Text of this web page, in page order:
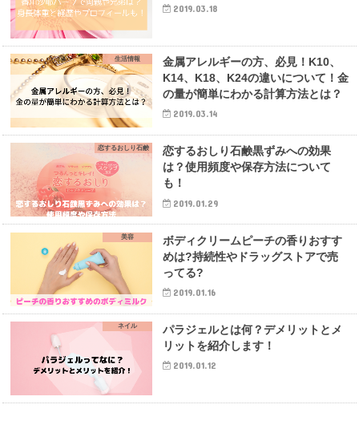
2019.03.18
生活情報
金属アレルギーの方、必見！K10、
K14、K18、K24の違いについて！金
の量が簡単にわかる計算方法とは？
2019.03.14
恋するおしり石鹸
恋するおしり石鹸黒ずみへの効果
は？使用頻度や保存方法について
も！
2019.01.29
美容
ボディクリームピーチの香りおすす
めは?持続性やドラッグストアで売
ってる?
2019.01.16
ネイル
パラジェルとは何？デメリットとメ
リットを紹介します！
2019.01.12